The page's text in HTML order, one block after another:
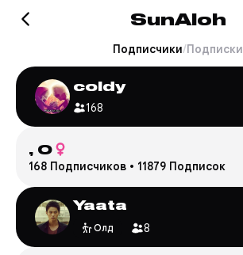
SunAloh
Подписчики/Подписки
coldy
168
, 0
168 Подписчиков • 11879 Подписок
Yaata
Олд 8